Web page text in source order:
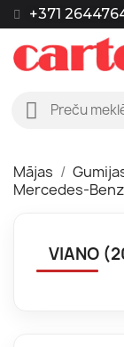
+371
Mājas
Mercedes-Benz
VIANO